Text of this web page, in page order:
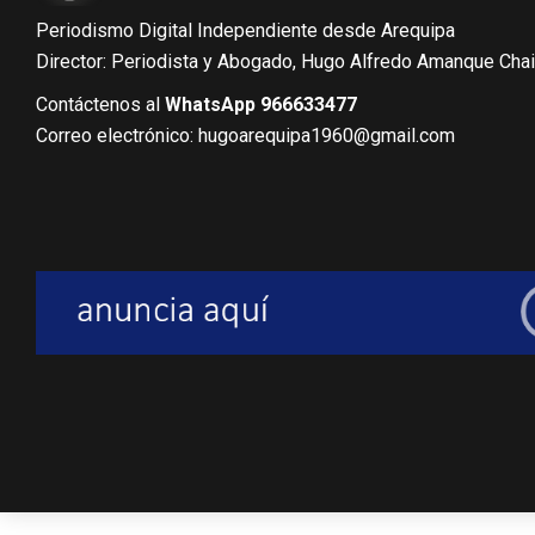
Periodismo Digital Independiente desde Arequipa
Director: Periodista y Abogado, Hugo Alfredo Amanque
Contáctenos al WhatsApp 966633477
Correo electrónico: hugoarequipa1960@gmail.com